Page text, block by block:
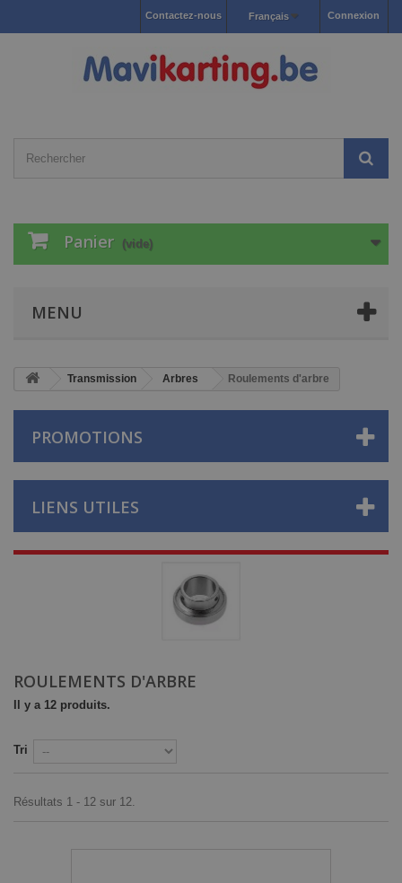
Connexion
Français
Contactez-nous
Panier (vide)
MENU
Transmission Arbres Roulements d'arbre
PROMOTIONS
LIENS UTILES
ROULEMENTS D'ARBRE
Il y a 12 produits.
Tri
Résultats 1 - 12 sur 12.